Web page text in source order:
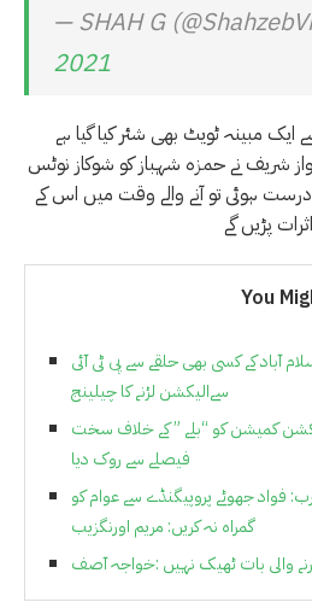
— SHAH G
2021
ایک مبینہ ٹویٹ بھی شئر کیا گیا ہے
شریف نے حمزہ شہباز کو شوکاز نوٹس
درست ہوئی تو آنے والے وقت میں اس کے
پڑیں گے
You
آباد کے کسی بھی حلقے سے پی ٹی آئی
سےالیکشن لڑنے کا چیلینج
کمیشن کو “بلے ” کے خلاف سخت
فیصلے سے روک دیا
فواد جھوٹے پروپیگنڈے سے عوام کو
گمراہ نہ کریں: مریم اورنگزیب
والی بات ٹھیک نہیں :خواجہ آصف